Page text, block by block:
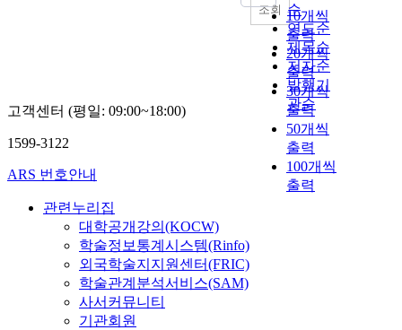
순
연도순
제목순
저자순
발행기
관순
10개씩
출력
20개씩
출력
30개씩
출력
50개씩
출력
100개씩
출력
조회
고객센터 (평일: 09:00~18:00)
1599-3122
ARS 번호안내
관련누리집
대학공개강의(KOCW)
학술정보통계시스템(Rinfo)
외국학술지지원센터(FRIC)
학술관계분석서비스(SAM)
사서커뮤니티
기관회원